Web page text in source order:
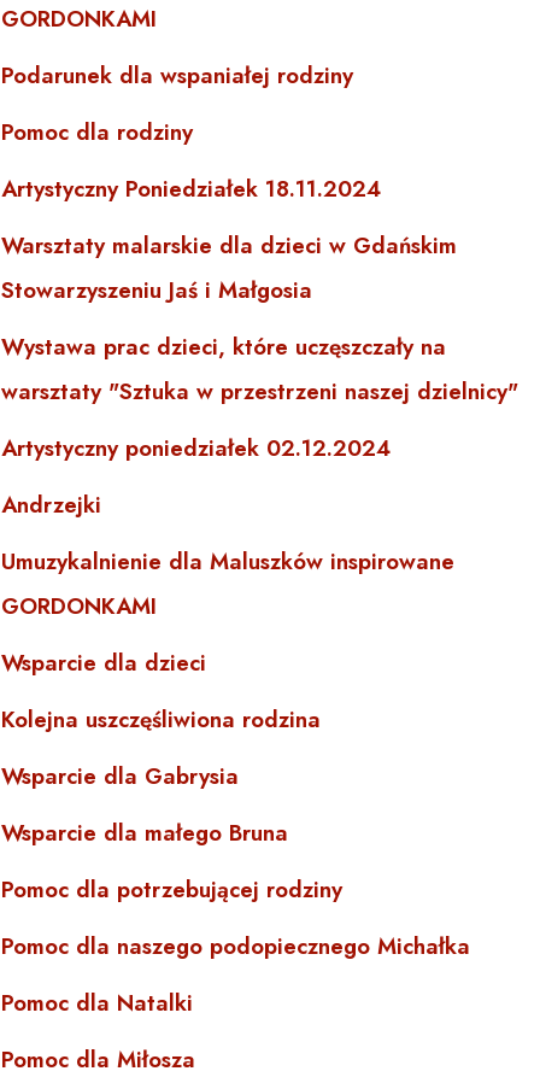
GORDONKAMI
Podarunek dla wspaniałej rodziny
Pomoc dla rodziny
Artystyczny Poniedziałek 18.11.2024
Warsztaty malarskie dla dzieci w Gdańskim
Stowarzyszeniu Jaś i Małgosia
Wystawa prac dzieci, które uczęszczały na
warsztaty "Sztuka w przestrzeni naszej dzielnicy"
Artystyczny poniedziałek 02.12.2024
Andrzejki
Umuzykalnienie dla Maluszków inspirowane
GORDONKAMI
Wsparcie dla dzieci
Kolejna uszczęśliwiona rodzina
Wsparcie dla Gabrysia
Wsparcie dla małego Bruna
Pomoc dla potrzebującej rodziny
Pomoc dla naszego podopiecznego Michałka
Pomoc dla Natalki
Pomoc dla Miłosza